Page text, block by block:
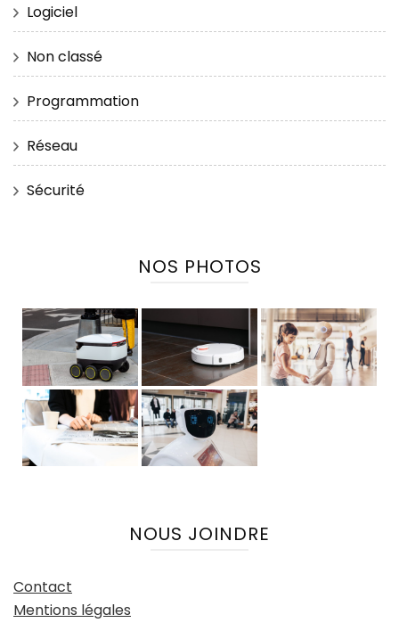
Logiciel
Non classé
Programmation
Réseau
Sécurité
NOS PHOTOS
NOUS JOINDRE
Contact
Mentions légales